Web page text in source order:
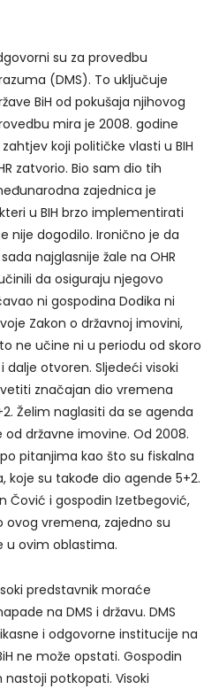
su za provedbu
(DMS). To uključuje
BiH od pokušaja njihovog
mira je 2008. godine
koji političke vlasti u BIH
zatvorio. Bio sam dio tih
zajednica je
u BIH brzo implementirati
nije dogodilo. Ironično je da
najglasnije žale na OHR
da osiguraju njegovo
ni gospodina Dodika ni
Zakon o državnoj imovini,
ne učine ni u periodu od skoro
dalje otvoren. Sljedeći visoki
značajan dio vremena
Želim naglasiti da se agenda
državne imovine. Od 2008.
pitanjima kao što su fiskalna
koje su takođe dio agende 5+2.
Čović i gospodin Izetbegović,
ovog vremena, zajedno su
u ovim oblastima.
predstavnik moraće
na DMS i državu. DMS
i odgovorne institucije na
ne može opstati. Gospodin
potkopati. Visoki